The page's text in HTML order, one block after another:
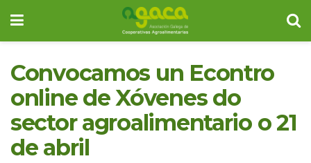
Convocamos un Econtro
online de Xóvenes do
sector agroalimentario o 21
de abril